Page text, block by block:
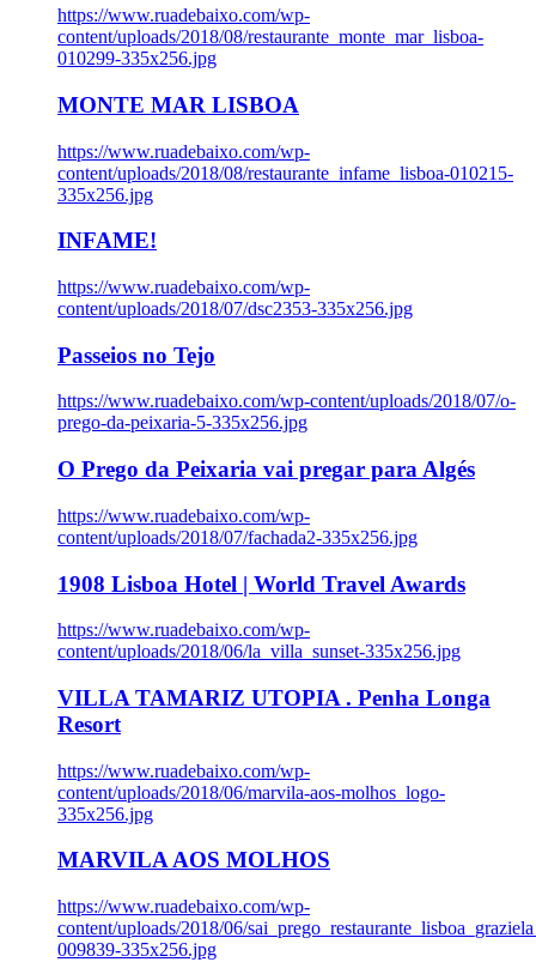
https://www.ruadebaixo.com/wp-
content/uploads/2018/08/restaurante_monte_mar_lisboa-
010299-335x256.jpg
MONTE MAR LISBOA
https://www.ruadebaixo.com/wp-
content/uploads/2018/08/restaurante_infame_lisboa-010215-
335x256.jpg
INFAME!
https://www.ruadebaixo.com/wp-
content/uploads/2018/07/dsc2353-335x256.jpg
Passeios no Tejo
https://www.ruadebaixo.com/wp-content/uploads/2018/07/o-
prego-da-peixaria-5-335x256.jpg
O Prego da Peixaria vai pregar para Algés
https://www.ruadebaixo.com/wp-
content/uploads/2018/07/fachada2-335x256.jpg
1908 Lisboa Hotel | World Travel Awards
https://www.ruadebaixo.com/wp-
content/uploads/2018/06/la_villa_sunset-335x256.jpg
VILLA TAMARIZ UTOPIA . Penha Longa
Resort
https://www.ruadebaixo.com/wp-
content/uploads/2018/06/marvila-aos-molhos_logo-
335x256.jpg
MARVILA AOS MOLHOS
https://www.ruadebaixo.com/wp-
content/uploads/2018/06/
009839-335x256.jpg